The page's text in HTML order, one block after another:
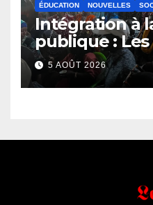
ÉDUCATION NOUVELLES
Intégration à
publique :
contractuels
et menacent
5 AOÛT 2026